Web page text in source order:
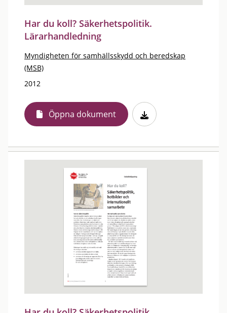
Har du koll? Säkerhetspolitik.
Lärarhandledning
Myndigheten för samhällsskydd och beredskap
(MSB)
2012
Öppna dokument